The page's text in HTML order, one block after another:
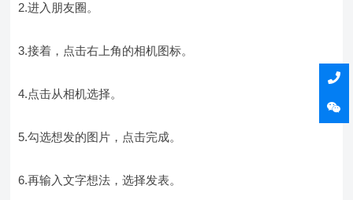
2.进入朋友圈。
3.接着，点击右上角的相机图标。
4.点击从相机选择。
5.勾选想发的图片，点击完成。
6.再输入文字想法，选择发表。